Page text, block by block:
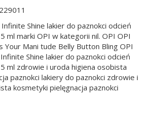
Shine lakier do paznokci odcień
ml marki OPI w kategorii nil. OPI OPI
Your Mani tude Belly Button Bling OPI
Shine lakier do paznokci odcień
ml zdrowie i uroda higiena osobista
paznokci lakiery do paznokci zdrowie i
kosmetyki pielęgnacja paznokci